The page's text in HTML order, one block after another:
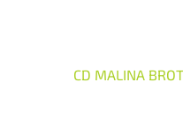
CD MALINA